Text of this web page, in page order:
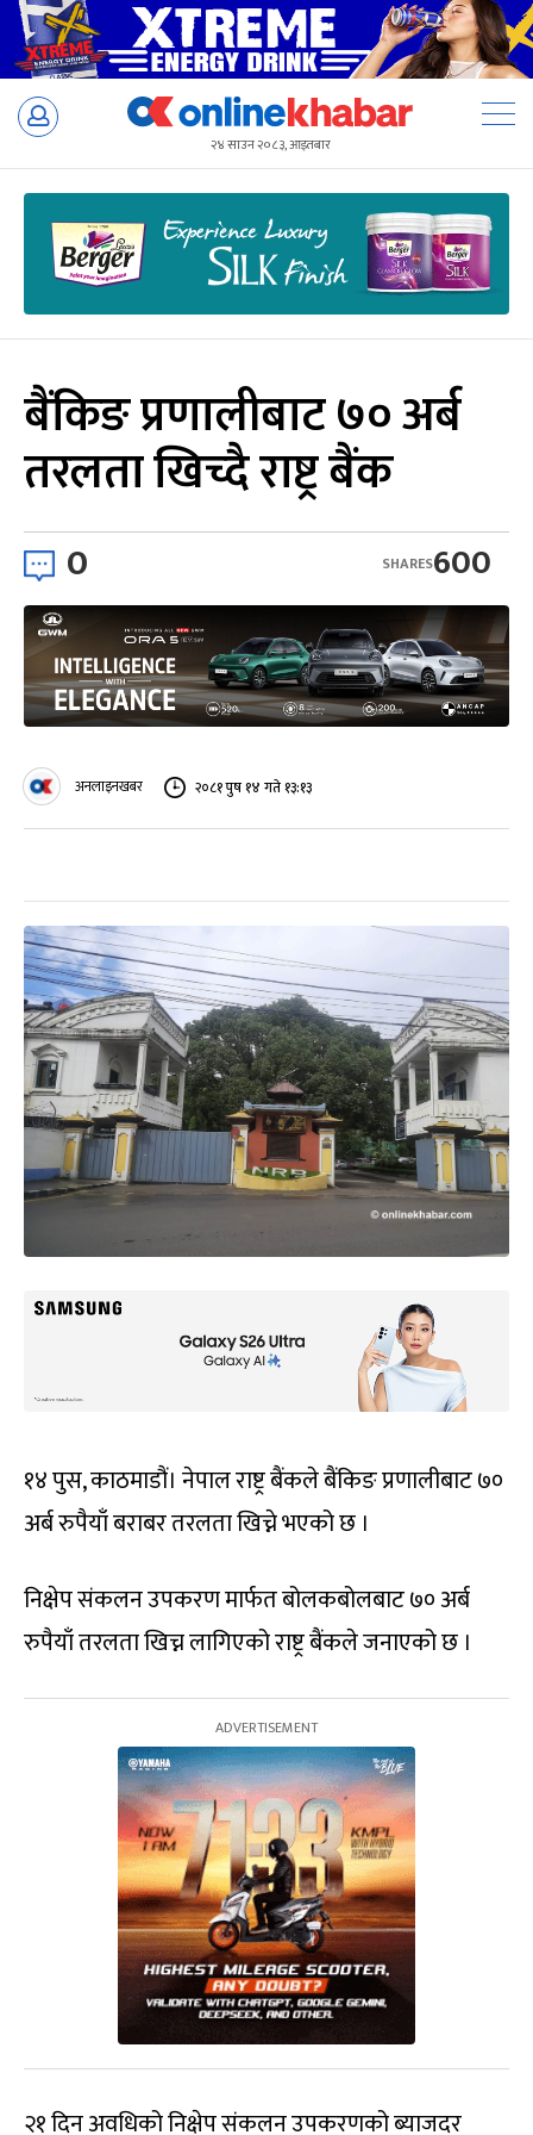
Skip
२४ साउन २०८३, आइतबार
बैंकिङ प्रणालीबाट ७० अर्ब
तरलता खिच्दै राष्ट्र बैंक
0 600
SHARES
अनलाइनखबर २०८१ पुष १४ गते १३:१३
१४ पुस, काठमाडौं। नेपाल राष्ट्र बैंकले बैंकिङ प्रणालीबाट ७०
अर्ब रुपैयाँ बराबर तरलता खिच्ने भएको छ ।
निक्षेप संकलन उपकरण मार्फत बोलकबोलबाट ७० अर्ब
रुपैयाँ तरलता खिच्न लागिएको राष्ट्र बैंकले जनाएको छ ।
२१ दिन अवधिको निक्षेप संकलन उपकरणको ब्याजदर